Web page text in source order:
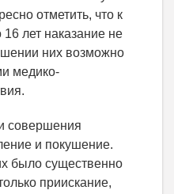
отметить, что к
лет наказание не
них возможно
медико-
совершения
и покушение.
было существенно
приискание,